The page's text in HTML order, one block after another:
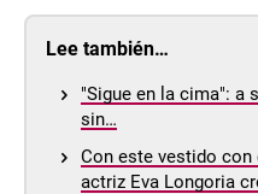
Lee también…
"Sigue en la cima": a
sin…
Con este vestido
actriz Eva Longoria